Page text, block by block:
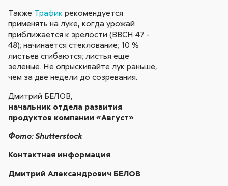
Также Трафик рекомендуется
применять на луке, когда урожай
приближается к зрелости (BBCH 47 -
48); начинается стеклование; 10 %
листьев сгибаются; листья еще
зеленые. Не опрыскивайте лук раньше,
чем за две недели до созревания.
Дмитрий БЕЛОВ,
начальник отдела развития
продуктов компании «Август»
Фото:Shutterstock
Контактная информация
Дмитрий Александрович БЕЛОВ